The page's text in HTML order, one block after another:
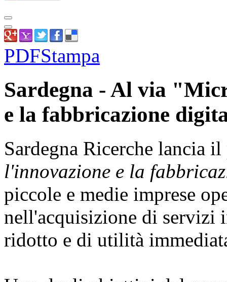
PDFStampa
Sardegna - Al via
e la fabbricazione
Sardegna Ricerche lancia
l'innovazione e la
piccole e medie imprese
nell'acquisizione di servizi
ridotto e di utilità